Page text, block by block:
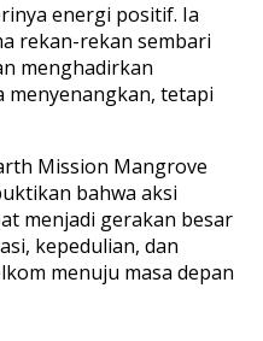
energi positif. Ia
rekan-rekan sembari
menghadirkan
menyenangkan, tetapi
Mission Mangrove
bahwa aksi
menjadi gerakan besar
kepedulian, dan
menuju masa depan